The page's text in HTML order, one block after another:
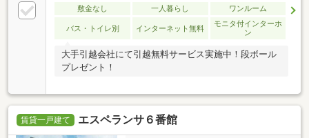
敷金なし 一人暮らし ワンルーム
バス・トイレ別 インターネット無料
モニタ付インターホ
ン
大手引越会社にて引越無料サービス実施中！段ボール
プレゼント！
賃貸一戸建て エスペランサ６番館